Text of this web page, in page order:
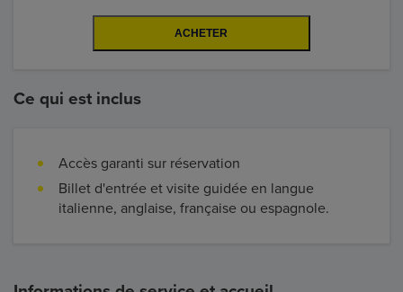
Ce qui est inclus
Accès garanti sur réservation
Billet d'entrée et visite guidée en langue
italienne, anglaise, française ou espagnole.